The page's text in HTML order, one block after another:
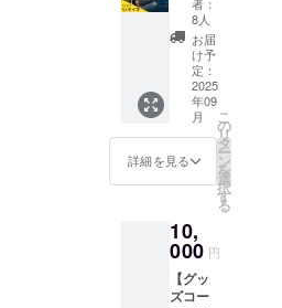
事業者や住
民の方々な
ど、私たち
の活動を理
解し、温か
く応援して
くれる人た
ちがたくさ
そうした地
域の皆さん
場所：
桜島
シーサ
イドホ
テル
（鹿児
島市古
里町
1078-
63） ・
イドホ
テルの
温泉付
き！ ・
支援者
項①]デ
ザイン
と色が
確定し
次第
メール
にてお
知らせ
いたし
望の生
地色と
サイズ
をご返
信くだ
サイズ
対
応！）
※【グッ
ズコー
ス：T
シャ
ツ】の
XLサイ
ズを対
ものに
なりま
す！
XL
サイズ
8人
お届
け予
定：
2025
年09
月
詳細を見る
こ
の
リ
タ
ー
ン
を
選
択
す
る
10,
000 円
【グッ
ズコー